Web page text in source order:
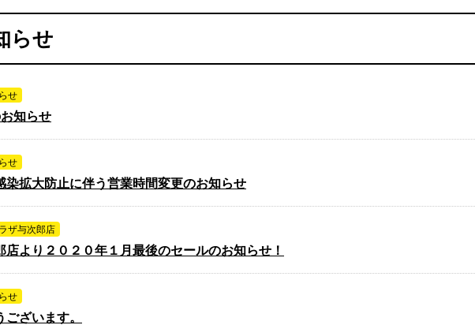
らせ
せ
知らせ
せ
染拡大防止に伴う営業時間変更のお知らせ
ザ与次郎店
店より２０２０年１月最後のセールのお知らせ！
せ
ざいます。